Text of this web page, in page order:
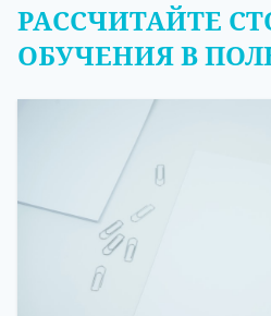
РАССЧИТАЙТЕ
ОБУЧЕНИЯ В